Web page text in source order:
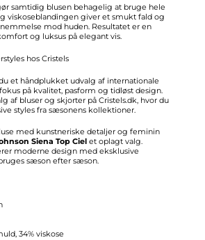
samtidig blusen behagelig at bruge hele
viskoseblandingen giver et smukt fald og
mod huden. Resultatet er en
og luksus på elegant vis.
hos Cristels
et håndplukket udvalg af internationale
på kvalitet, pasform og tidløst design.
af bluser og skjorter på Cristels.dk, hvor du
styles fra sæsonens kollektioner.
med kunstneriske detaljer og feminin
Siena Top Ciel et oplagt valg.
moderne design med eksklusive
sæson efter sæson.
34% viskose